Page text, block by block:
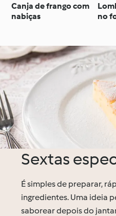
Canja de frango com
nabiças
no
Sextas
É simples de preparar,
ingredientes. Uma ideia
saborear depois do